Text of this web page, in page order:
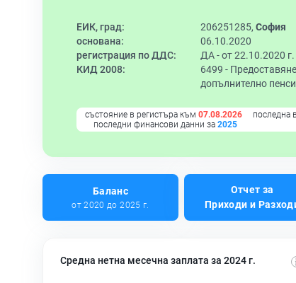
ЕИК, град: 206251285, София
основана:
06.10.2020
регистрация по ДДС:
ДА - от 22.10.2020 г.
КИД 2008:
6499 -
допълнително
състояние в регистъра към 07.08.2026 последна
последни финансови данни за 2025
Баланс
от 2020 до 2025 г.
Отчет за
Приходи и
Средна нетна месечна заплата за 2024 г.